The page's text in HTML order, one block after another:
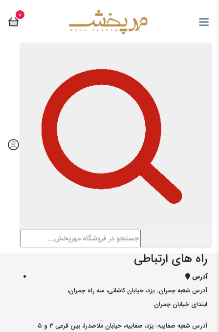
0
فیلتر مرتب سازی بر اساس:
تماس با فروشگاه مهرپخش
از محصولات جدید و فروش ویژه ها با خبر شوید
با ما در ارتباط باشید
راه های ارتباطی
آدرس
آدرس شعبه چمران: یزد، خیابان کاشانی، سه راه چمران،
ابتدای خیابان چمران
آدرس شعبه صفاییه: یزد، صفاییه، خیابان ملاصدرا، بین فرعی ۳ و ۵